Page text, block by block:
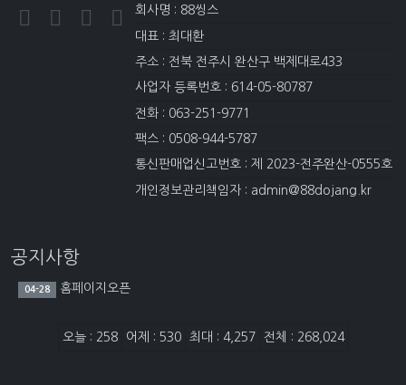
회사명 : 88씽스
대표 : 최대환
주소 : 전북 전주시 완산구 백제대로433
사업자 등록번호 : 614-05-80787
전화 : 063-251-9771
팩스 : 0508-944-5787
통신판매업신고번호 : 제 2023-전주완산-0555호
개인정보관리책임자 : admin@88dojang.kr
공지사항
04-28 홈페이지오픈
접속자집계
오늘 : 258 어제 : 530 최대 : 4,257 전체 : 268,024